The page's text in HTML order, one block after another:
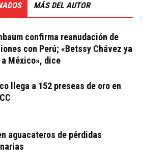
MÁS DEL AUTOR
confirma reanudación de
con Perú; «Betssy Chávez ya
México», dice
llega a 152 preseas de oro en
aguacateros de pérdidas